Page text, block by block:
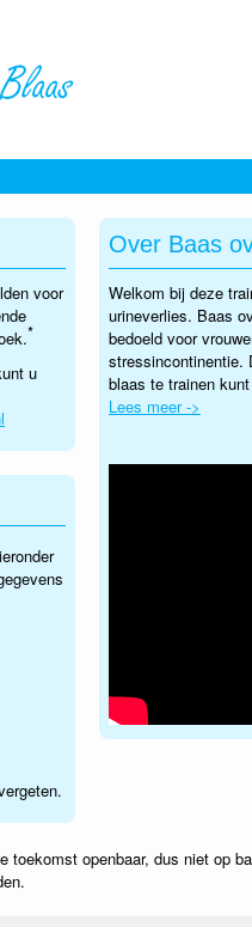
voor
*
u
Over Baas
Welkom bij deze
urineverlies. Baas
bedoeld voor
stressincontinentie.
blaas te trainen
Lees meer ->
toekomst openbaar, dus niet op